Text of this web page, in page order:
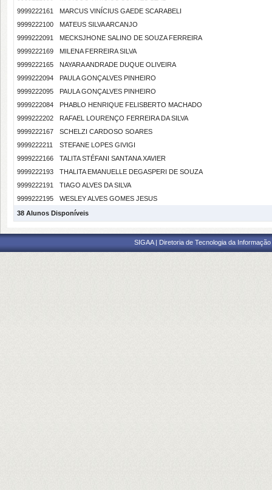
9999222161
MARCUS VINÍCIUS GAEDE SCARABELI
9999222100
MATEUS SILVA ARCANJO
9999222091
MECKSJHONE SALINO DE SOUZA FERREIRA
9999222169
MILENA FERREIRA SILVA
9999222165
NAYARA ANDRADE DUQUE OLIVEIRA
9999222094
PAULA GONÇALVES PINHEIRO
9999222095
PAULA GONÇALVES PINHEIRO
9999222084
PHABLO HENRIQUE FELISBERTO MACHADO
9999222202
RAFAEL LOURENÇO FERREIRA DA SILVA
9999222167
SCHELZI CARDOSO SOARES
9999222211
STEFANE LOPES GIVIGI
9999222166
TALITA STÉFANI SANTANA XAVIER
9999222193
THALITA EMANUELLE DEGASPERI DE SOUZA
9999222191
TIAGO ALVES DA SILVA
9999222195
WESLEY ALVES GOMES JESUS
38 Alunos Disponíveis
SIGAA | Diretoria de Tecnologia da